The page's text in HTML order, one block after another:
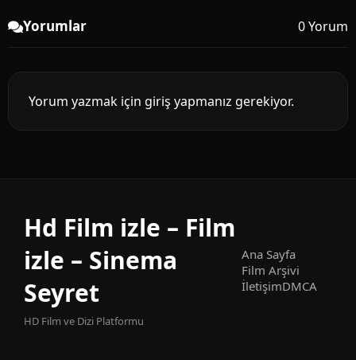
Yorumlar 0 Yorum
Yorum yazmak için giriş yapmanız gerekiyor.
Hd Film izle – Film
izle – Sinema
Seyret
HD Film ve Dizi Platformu
Ana Sayfa
Film Arşivi
İletişimDMCA